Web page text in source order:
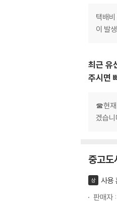
택배
이 발
최근 유
주시면
☎현재
겠습
중고도
상
사용
판매자 :